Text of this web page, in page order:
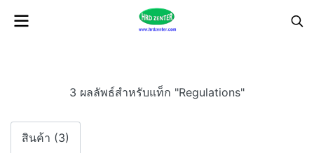
3 ผลลัพธ์สำหรับแท็ก "Regulations"
สินค้า (3)